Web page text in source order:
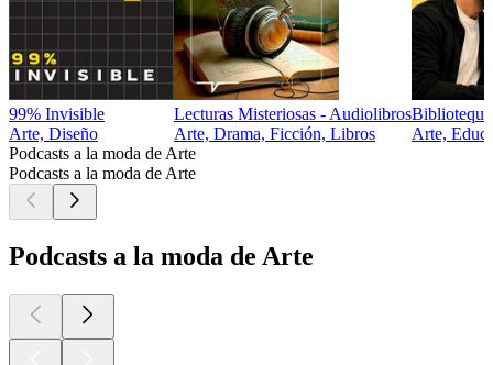
99% Invisible
Arte, Diseño
Lecturas Misteriosas - Audiolibros
Arte, Drama, Ficción, Libros
Arte,
Podcasts a la moda de Arte
Podcasts a la moda de Arte
Podcasts a la moda de Arte